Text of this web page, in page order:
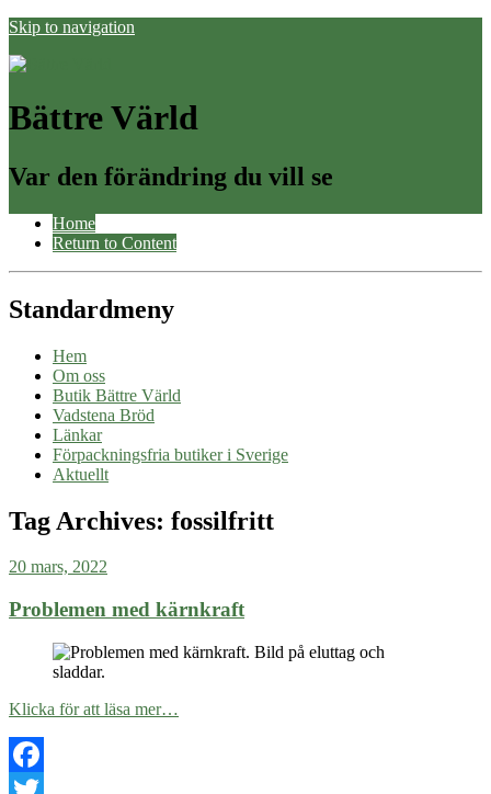
Skip to navigation
Bättre Värld
Var den förändring du vill se
Home
Return to Content
Standardmeny
Hem
Om oss
Butik Bättre Värld
Vadstena Bröd
Länkar
Förpackningsfria butiker i Sverige
Aktuellt
Tag Archives: fossilfritt
20 mars, 2022
Problemen med kärnkraft
Klicka för att läsa mer…
Facebook